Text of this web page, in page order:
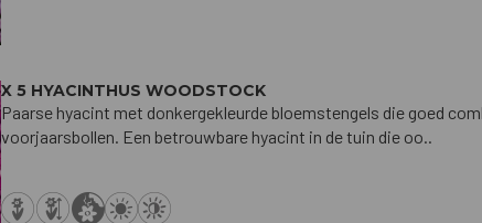
X 5 HYACINTHUS WOODSTOCK
Paarse hyacint met donkergekleurde bloemstengels die goed
voorjaarsbollen. Een betrouwbare hyacint in de tuin die oo..